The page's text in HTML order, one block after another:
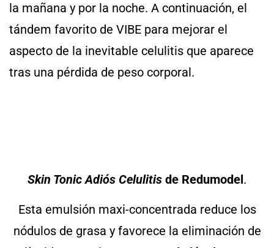
la mañana y por la noche. A continuación, el
tándem favorito de VIBE para mejorar el
aspecto de la inevitable celulitis que aparece
tras una pérdida de peso corporal.
Skin Tonic Adiós Celulitis de Redumodel.
Esta emulsión maxi-concentrada reduce los
nódulos de grasa y favorece la eliminación de